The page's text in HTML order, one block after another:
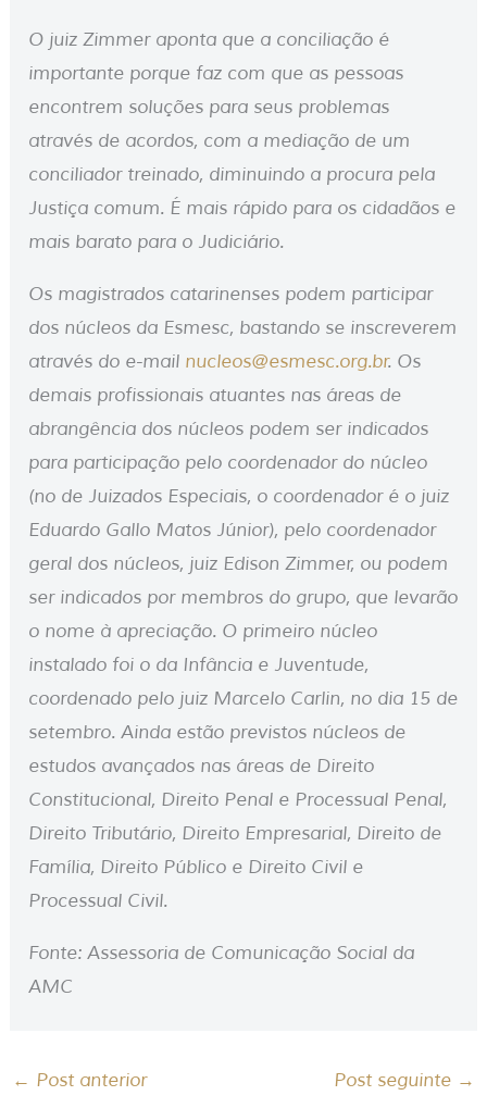
O juiz Zimmer aponta que a conciliação é
importante porque faz com que as pessoas
encontrem soluções para seus problemas
através de acordos, com a mediação de um
conciliador treinado, diminuindo a procura pela
Justiça comum. É mais rápido para os cidadãos e
mais barato para o Judiciário.
Os magistrados catarinenses podem participar
dos núcleos da Esmesc, bastando se inscreverem
através do e-mail nucleos@esmesc.org.br. Os
demais profissionais atuantes nas áreas de
abrangência dos núcleos podem ser indicados
para participação pelo coordenador do núcleo
(no de Juizados Especiais, o coordenador é o juiz
Eduardo Gallo Matos Júnior), pelo coordenador
geral dos núcleos, juiz Edison Zimmer, ou podem
ser indicados por membros do grupo, que levarão
o nome à apreciação. O primeiro núcleo
instalado foi o da Infância e Juventude,
coordenado pelo juiz Marcelo Carlin, no dia 15 de
setembro. Ainda estão previstos núcleos de
estudos avançados nas áreas de Direito
Constitucional, Direito Penal e Processual Penal,
Direito Tributário, Direito Empresarial, Direito de
Família, Direito Público e Direito Civil e
Processual Civil.
Fonte: Assessoria de Comunicação Social da
AMC
← Post anterior Post seguinte →